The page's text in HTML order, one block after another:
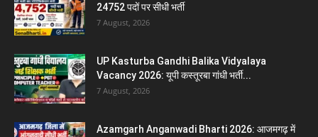
24752 पदों पर सीधी भर्ती
7 August, 2026
UP Kasturba Gandhi Balika Vidyalaya
Vacancy 2026: यूपी कस्तूरबा गांधी भर्ती...
7 August, 2026
Azamgarh Anganwadi Bharti 2026: आजमगढ़ में